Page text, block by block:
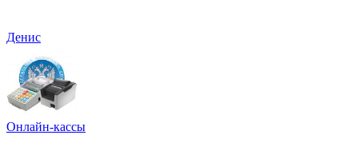
Денис
Онлайн-кассы